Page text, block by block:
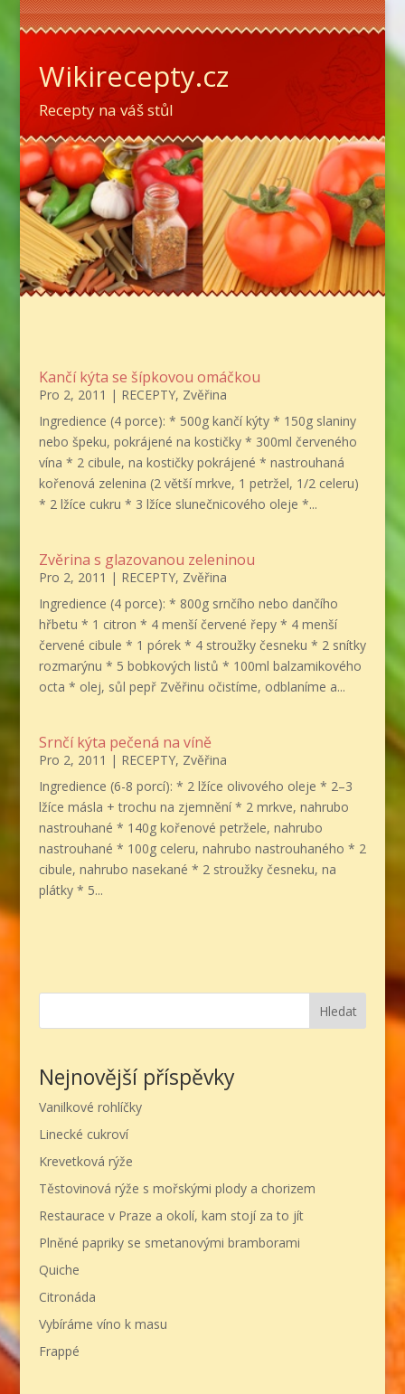
Wikirecepty.cz
Recepty na váš stůl
Kančí kýta se šípkovou omáčkou
Pro 2, 2011 | RECEPTY, Zvěřina
Ingredience (4 porce): * 500g kančí kýty * 150g slaniny
nebo špeku, pokrájené na kostičky * 300ml červeného
vína * 2 cibule, na kostičky pokrájené * nastrouhaná
kořenová zelenina (2 větší mrkve, 1 petržel, 1/2 celeru)
* 2 lžíce cukru * 3 lžíce slunečnicového oleje *...
Zvěrina s glazovanou zeleninou
Pro 2, 2011 | RECEPTY, Zvěřina
Ingredience (4 porce): * 800g srnčího nebo dančího
hřbetu * 1 citron * 4 menší červené řepy * 4 menší
červené cibule * 1 pórek * 4 stroužky česneku * 2 snítky
rozmarýnu * 5 bobkových listů * 100ml balzamikového
octa * olej, sůl pepř Zvěřinu očistíme, odblaníme a...
Srnčí kýta pečená na víně
Pro 2, 2011 | RECEPTY, Zvěřina
Ingredience (6-8 porcí): * 2 lžíce olivového oleje * 2–3
lžíce másla + trochu na zjemnění * 2 mrkve, nahrubo
nastrouhané * 140g kořenové petržele, nahrubo
nastrouhané * 100g celeru, nahrubo nastrouhaného * 2
cibule, nahrubo nasekané * 2 stroužky česneku, na
plátky * 5...
Hledat
Nejnovější příspěvky
Vanilkové rohlíčky
Linecké cukroví
Krevetková rýže
Těstovinová rýže s mořskými plody a chorizem
Restaurace v Praze a okolí, kam stojí za to jít
Plněné papriky se smetanovými bramborami
Quiche
Citronáda
Vybíráme víno k masu
Frappé